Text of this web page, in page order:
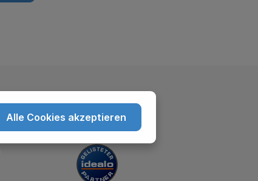
Partner
Alle Cookies akzeptieren